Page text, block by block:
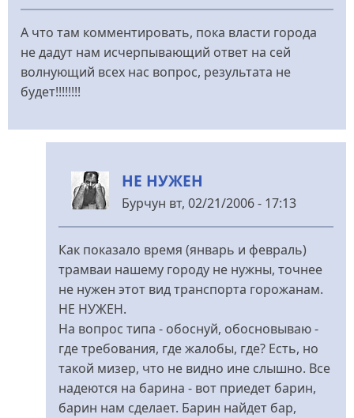
А что там комментировать, пока власти города
не дадут нам исчерпывающий ответ на сей
волнующий всех нас вопрос, результата не
будет!!!!!!!!
НЕ НУЖЕН
Бурчун вт, 02/21/2006 - 17:13
У
від
Andre253
Как показало время (январь и февраль)
трамваи нашему городу не нужны, точнее
не нужен этот вид транспорта горожанам.
НЕ НУЖЕН.
На вопрос типа - обоснуй, обосновываю -
где требования, где жалобы, где? Есть, но
такой мизер, что не видно ине слышно. Все
надеются на барина - вот приедет барин,
барин нам сделает. Барин найдет бар,